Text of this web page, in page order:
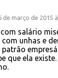
de março de 2015
salário
unhas e
patrão
que ela